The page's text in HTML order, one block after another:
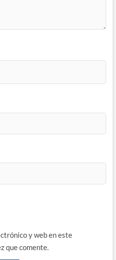
y web en este
que comente.